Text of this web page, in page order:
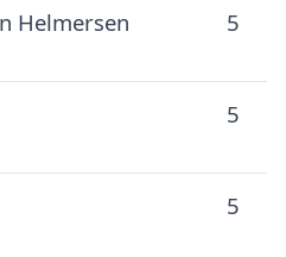
Helmersen 5
5
5